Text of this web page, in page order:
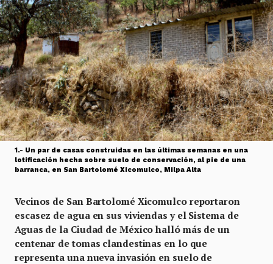
1.- Un par de casas construidas en las últimas semanas en una
lotificación hecha sobre suelo de conservación, al pie de una
barranca, en San Bartolomé Xicomulco, Milpa Alta
Vecinos de San Bartolomé Xicomulco reportaron
escasez de agua en sus viviendas y el Sistema de
Aguas de la Ciudad de México halló más de un
centenar de tomas clandestinas en lo que
representa una nueva invasión en suelo de